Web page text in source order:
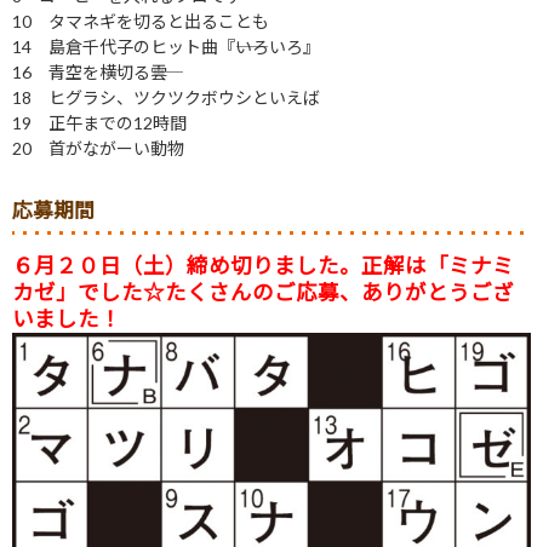
10 タマネギを切ると出ることも
14 島倉千代子のヒット曲『――いろいろ』
16 青空を横切る――雲
18 ヒグラシ、ツクツクボウシといえば
19 正午までの12時間
20 首がながーい動物
応募期間
６月２０日（土）締め切りました。正解は「ミナミ
カゼ」でした☆たくさんのご応募、ありがとうござ
いました！